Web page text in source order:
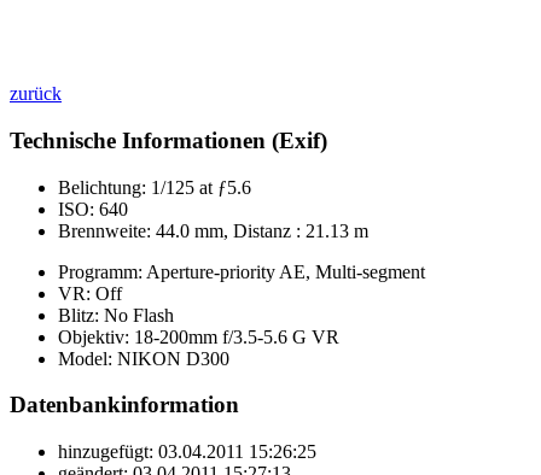
zurück
Technische Informationen (Exif)
Belichtung: 1/125 at ƒ5.6
ISO: 640
Brennweite: 44.0 mm, Distanz : 21.13 m
Programm: Aperture-priority AE, Multi-segment
VR: Off
Blitz: No Flash
Objektiv: 18-200mm f/3.5-5.6 G VR
Model: NIKON D300
Datenbankinformation
hinzugefügt: 03.04.2011 15:26:25